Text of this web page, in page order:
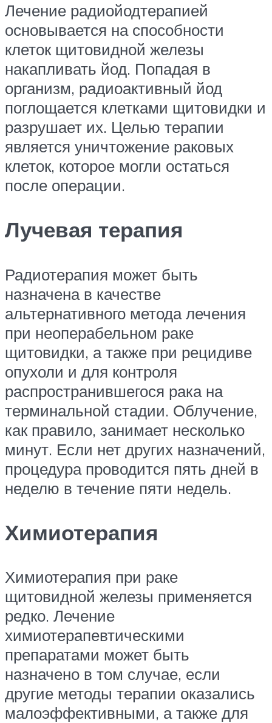
Лечение радиойодтерапией
основывается на способности
клеток щитовидной железы
накапливать йод. Попадая в
организм, радиоактивный йод
поглощается клетками щитовидки и
разрушает их. Целью терапии
является уничтожение раковых
клеток, которое могли остаться
после операции.
Лучевая терапия
Радиотерапия может быть
назначена в качестве
альтернативного метода лечения
при неоперабельном раке
щитовидки, а также при рецидиве
опухоли и для контроля
распространившегося рака на
терминальной стадии. Облучение,
как правило, занимает несколько
минут. Если нет других назначений,
процедура проводится пять дней в
неделю в течение пяти недель.
Химиотерапия
Химиотерапия при раке
щитовидной железы применяется
редко. Лечение
химиотерапевтическими
препаратами может быть
назначено в том случае, если
другие методы терапии оказались
малоэффективными, а также для